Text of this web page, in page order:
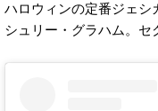
ハロウィンの定番ジェシ
シュリー・グラハム。セ